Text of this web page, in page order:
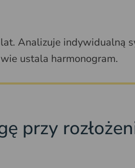
Analizuje indywidualną
ustala harmonogram.
przy